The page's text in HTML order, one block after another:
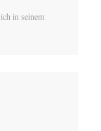
in seinem